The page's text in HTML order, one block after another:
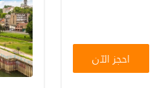
احجز الآن